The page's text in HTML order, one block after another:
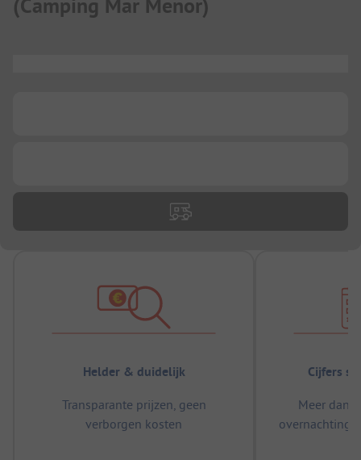
(Camping Mar Menor)
Helder & duidelijk
Transparante prijzen, geen
verborgen kosten
Cijfers
Meer dan